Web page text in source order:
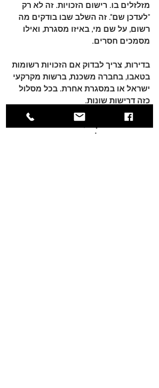
מזלזלים בו. רישום הזכויות. זה לא רק
"לעדכן שם". זה השלב שבו בודקים מה
רשום, על שם מי, באיזו מסגרת, ואילו
מסמכים חסרים.
בדירות, צריך לבדוק אם הזכויות רשומות
בטאבו, בחברה משכנת, ברשות מקרקעי
ישראל או במסגרת אחרת. בכל מסלול
כזה דרישות שונות.
בחשבונות השקעה, מניות ונכסים